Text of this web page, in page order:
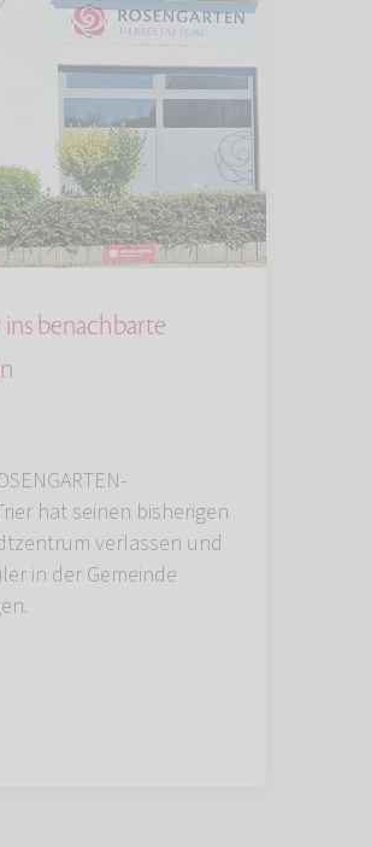
ins benachbarte
hat seinen bisherigen
verlassen und
in der Gemeinde